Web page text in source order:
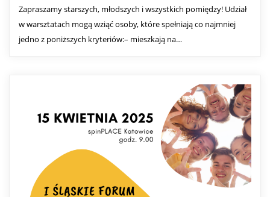
Zapraszamy starszych, młodszych i wszystkich pomiędzy! Udział
w warsztatach mogą wziąć osoby, które spełniają co najmniej
jedno z poniższych kryteriów:– mieszkają na…